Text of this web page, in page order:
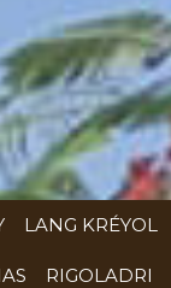
LANG KRÉYOL
RIGOLADRI